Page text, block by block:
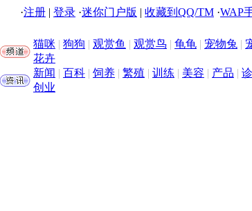
·注册 | 登录 ·迷你门户版 | 收藏到QQ/TM ·WAP
猫咪 | 狗狗 | 观赏鱼 | 观赏鸟 | 龟龟 | 宠物兔 |
花卉
新闻 | 百科 | 饲养 | 繁殖 | 训练 | 美容 | 产品 |
创业